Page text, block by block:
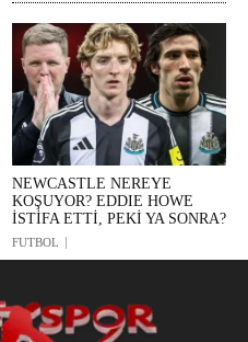
NEWCASTLE NEREYE
KOŞUYOR? EDDIE HOWE
İSTİFA ETTİ, PEKİ YA SONRA?
FUTBOL